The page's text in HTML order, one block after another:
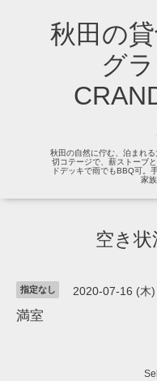
秋田の
グ
秋田の自然に佇む、泊まれ
切コテージで、薪ストーブ
ドデッキで雨でもBBQ可。
家
空き
指定なし 2020-07-16 (木)
満室